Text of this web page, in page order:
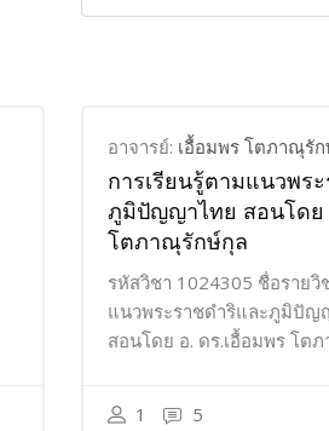
อาจารย์: เอื้อมพร โตภาณุรั
การเรียนรู้ตามแนวพร
ภูมิปัญญาไทย สอนโดย
โตภาณุรักษ์กุล
รหัสวิชา 1024305 ชื่อรายวิ
แนวพระราชดำริและภูมิปัญ
สอนโดย อ. ดร.เอื้อมพร โต
1 5